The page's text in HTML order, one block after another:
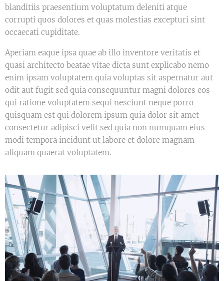
blanditiis praesentium voluptatum deleniti atque
corrupti quos dolores et quas molestias excepturi sint
occaecati cupiditate.
Aperiam eaque ipsa quae ab illo inventore veritatis et
quasi architecto beatae vitae dicta sunt explicabo nemo
enim ipsam voluptatem quia voluptas sit aspernatur aut
odit aut fugit sed quia consequuntur magni dolores eos
qui ratione voluptatem sequi nesciunt neque porro
quisquam est qui dolorem ipsum quia dolor sit amet
consectetur adipisci velit sed quia non numquam eius
modi tempora incidunt ut labore et dolore magnam
aliquam quaerat voluptatem.